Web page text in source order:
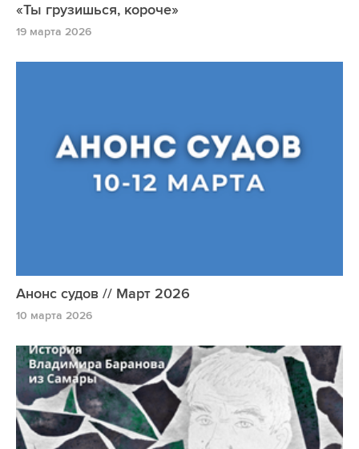
«Ты грузишься, короче»
19 марта 2026
Анонс судов // Март 2026
10 марта 2026